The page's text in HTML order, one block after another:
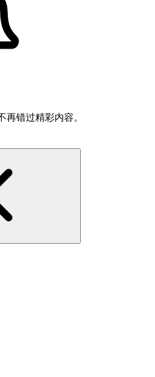
再错过精彩内容。